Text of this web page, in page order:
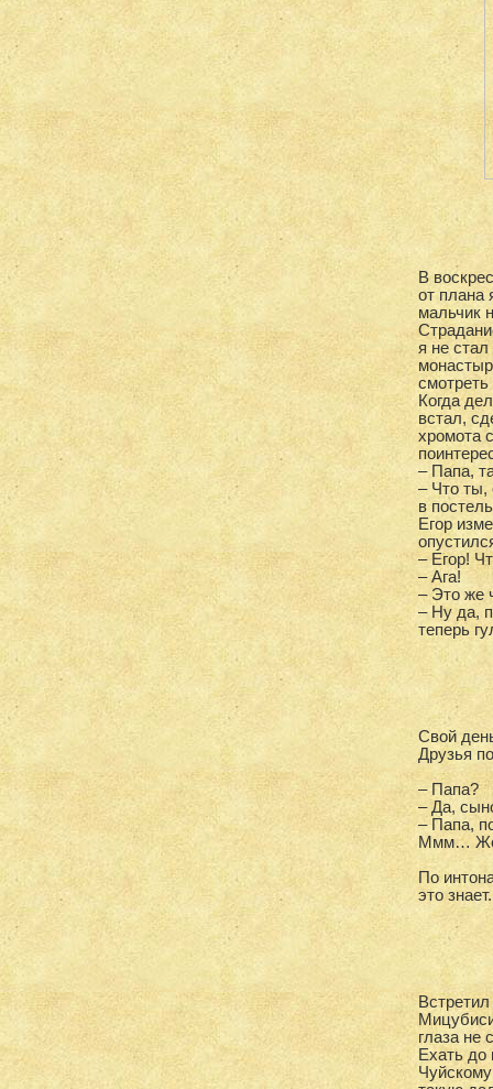
В
от плана
мальчик
я не
Когда
встал,
хромота
– Папа,
– Что ты,
в
Егор
– Егор!
– Ага!
– Это же
– Ну да,
теперь
Свой
Друзья
– Папа?
– Да,
– Папа,
Ммм…
По
это знает.
глаза не
Ехать до